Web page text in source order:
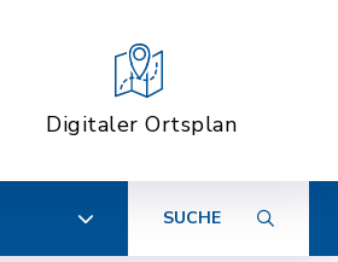
Digitaler Ortsplan
SUCHE